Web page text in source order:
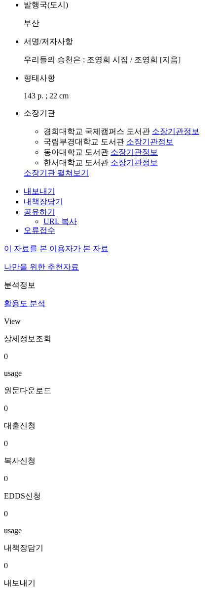
발행국(도시)
부산
서명/저자사항
우리들의 승천은 : 조영희 시집 / 조영희 [지음]
형태사항
143 p. ; 22 cm
소장기관
경희대학교 국제캠퍼스 도서관 소장기관정보
국립부경대학교 도서관 소장기관정보
동아대학교 도서관 소장기관정보
한서대학교 도서관 소장기관정보
소장기관 펼쳐보기
내보내기
내책장담기
공유하기
URL 복사
오류접수
이 자료를 본 이용자가 본 자료
나만을 위한 추천자료
분석정보
활용도 분석
View
상세정보조회
0
usage
원문다운로드
0
대출신청
0
복사신청
0
EDDS신청
0
usage
내책장담기
0
내보내기